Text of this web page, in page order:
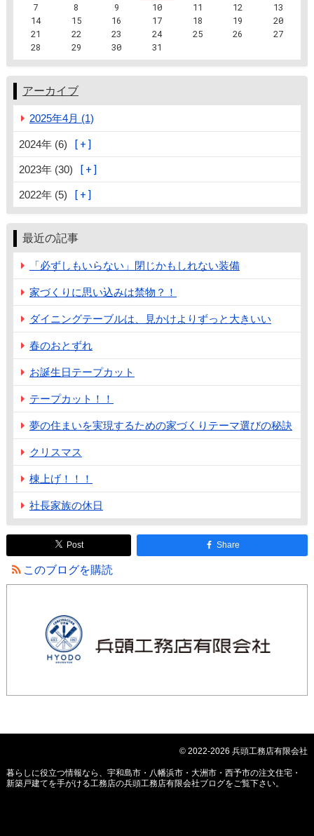
7
8 9 10 11 12
13
14
15 16 17 18 19
20
21
22 23 24 25 26
27
28
29 30 31
アーカイブ
2025年4月 (1)
2024年 (6)
2023年 (30)
2022年 (5)
最近の記事
「必ずしもいらない」閉じかもしれない装備
家づくりに思い込みは禁物？！
ダイニングテーブルは、見かけよりずっと大きいい
春のおとずれ
お誕生日テープカット
テープカット！！
夢の住まいを実現するための家づくりテーマ選びの秘訣
クリスマス
棟上げ！！！
社長家族の休日
Post Share
このブログを購読
© 2022-2026 兵頭工務店有限会社
暮らしに役立つ情報なら、 宇和島市・八幡浜市・大洲市・西予市の注文住宅・
新築戸建てを手がける工務店の兵頭工務店有限会社ブログをご覧下さい。